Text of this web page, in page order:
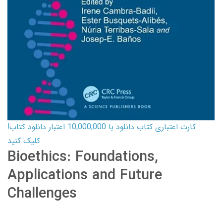
کارت اعتباری کتاب دانلود با 10,000,000 اعتبار دانلود کتاب!
کلیک کنید
Bioethics: Foundations,
Applications and Future
Challenges